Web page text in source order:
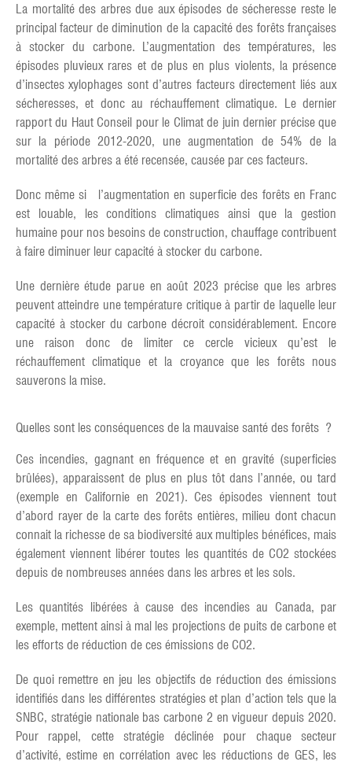
La mortalité des arbres due aux épisodes de sécheresse reste le
principal facteur de diminution de la capacité des forêts françaises
à stocker du carbone. L’augmentation des températures, les
épisodes pluvieux rares et de plus en plus violents, la présence
d’insectes xylophages sont d’autres facteurs directement liés aux
sécheresses, et donc au réchauffement climatique. Le dernier
rapport du Haut Conseil pour le Climat de juin dernier précise que
sur la période 2012-2020, une augmentation de 54% de la
mortalité des arbres a été recensée, causée par ces facteurs.
Donc même si l’augmentation en superficie des forêts en Franc
est louable, les conditions climatiques ainsi que la gestion
humaine pour nos besoins de construction, chauffage contribuent
à faire diminuer leur capacité à stocker du carbone.
Une dernière étude parue en août 2023 précise que les arbres
peuvent atteindre une température critique à partir de laquelle leur
capacité à stocker du carbone décroit considérablement. Encore
une raison donc de limiter ce cercle vicieux qu’est le
réchauffement climatique et la croyance que les forêts nous
sauverons la mise.
Quelles sont les conséquences de la mauvaise santé des forêts ?
Ces incendies, gagnant en fréquence et en gravité (superficies
brûlées), apparaissent de plus en plus tôt dans l’année, ou tard
(exemple en Californie en 2021). Ces épisodes viennent tout
d’abord rayer de la carte des forêts entières, milieu dont chacun
connait la richesse de sa biodiversité aux multiples bénéfices, mais
également viennent libérer toutes les quantités de CO2 stockées
depuis de nombreuses années dans les arbres et les sols.
Les quantités libérées à cause des incendies au Canada, par
exemple, mettent ainsi à mal les projections de puits de carbone et
les efforts de réduction de ces émissions de CO2.
De quoi remettre en jeu les objectifs de réduction des émissions
identifiés dans les différentes stratégies et plan d’action tels que la
SNBC, stratégie nationale bas carbone 2 en vigueur depuis 2020.
Pour rappel, cette stratégie déclinée pour chaque secteur
d’activité, estime en corrélation avec les réductions de GES, les